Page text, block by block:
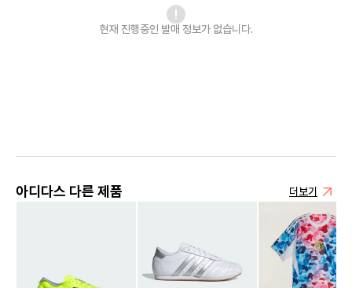
현재 진행중인 발매 정보가 없습니다.
아디다스 다른 제품 더보기